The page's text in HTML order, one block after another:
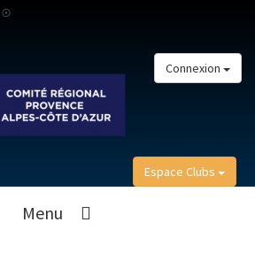
Connexion
Espace Clubs
Menu